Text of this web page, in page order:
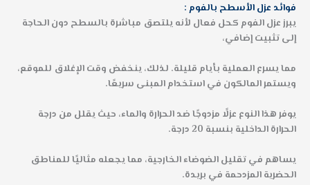
فوائد عزل الأسطح بالفوم :
يبرز عزل الفوم كحل فعال لأنه يلتصق مباشرة بالسطح دون الحاجة
إلى تثبيت إضافي،
مما يسرع العملية بأيام قليلة. لذلك، ينخفض وقت الإغلاق للموقع،
ويستمر المالكون في استخدام المبنى سريعًا.
يوفر هذا النوع عزلًا مزدوجًا ضد الحرارة والماء، حيث يقلل من درجة
الحرارة الداخلية بنسبة 20 درجة.
يساهم في تقليل الضوضاء الخارجية، مما يجعله مثاليًا للمناطق
الحضرية المزدحمة في بريدة.